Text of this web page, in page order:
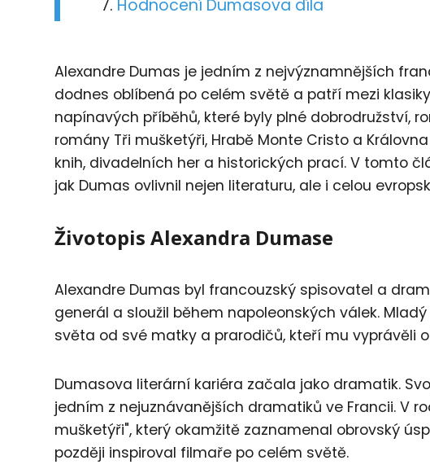
Hodnocení Dumasova díla
Alexandre Dumas je jedním z nejvýznamnějších
dodnes oblíbená po celém světě a patří mezi
napínavých příběhů, které byly plné dobrodružství,
romány Tři mušketýři, Hrabě Monte Cristo a
knih, divadelních her a historických prací. V tomto
jak Dumas ovlivnil nejen literaturu, ale i celou
Životopis Alexandra Dumase
Alexandre Dumas byl francouzský spisovatel a
generál a sloužil během napoleonských válek.
světa od své matky a prarodičů, kteří mu vyprávěli
Dumasova literární kariéra začala jako dramatik.
jedním z nejuznávanějších dramatiků ve Francii. V
mušketýři", který okamžitě zaznamenal obrovský
později inspiroval filmaře po celém světě.